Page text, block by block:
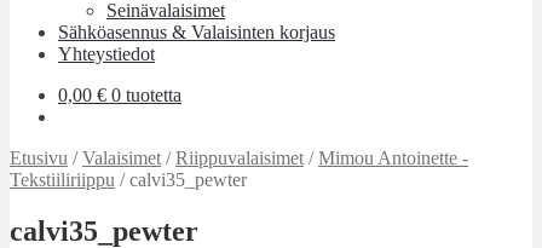
Seinävalaisimet
Sähköasennus & Valaisinten korjaus
Yhteystiedot
0,00 € 0 tuotetta
Etusivu /Valaisimet /Riippuvalaisimet /Mimou Antoinette -
Tekstiiliriippu /calvi35_pewter
calvi35_pewter